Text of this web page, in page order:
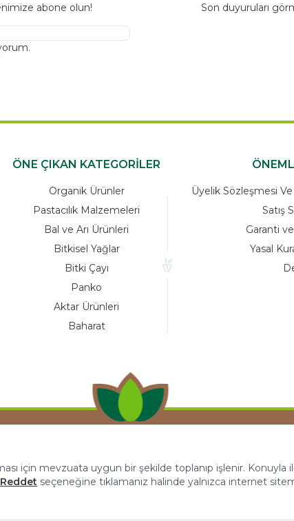
abone olun! Son duyuruları
ÖNE ÇIKAN KATEGORİLER
Organik Ürünler
Pastacılık Malzemeleri
Bal ve Arı Ürünleri
Bitkisel Yağlar
Bitki Çayı
Panko
Aktar Ürünleri
Baharat
Üyelik Sözleşmesi
Satış
Garanti
Yasal
için mevzuata uygun bir şekilde toplanıp işlenir. Konuyla
Reddet seçeneğine tıklamanız halinde yalnızca internet